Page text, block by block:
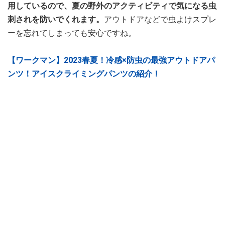
用しているので、夏の野外のアクティビティで気になる虫
刺されを防いでくれます。 アウトドアなどで虫よけスプレ
ーを忘れてしまっても安心ですね。
【ワークマン】2023春夏！冷感×防虫の最強アウトドアパ
ンツ！アイスクライミングパンツの紹介！